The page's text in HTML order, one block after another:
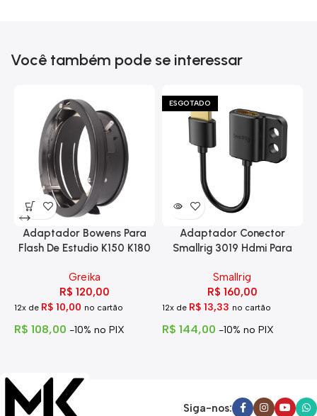
Você também pode se interessar
Adaptador Bowens Para
Flash De Estudio K150 K180
Greika
R$ 120,00
12x de R$ 10,00 no cartão
R$ 108,00 -10% no PIX
ESGOTADO
Adaptador Conector
Smallrig 3019 Hdmi Para
Smallrig
R$ 160,00
12x de R$13,33 no cartão
R$ 144,00 -10% no PIX
Siga-nos: